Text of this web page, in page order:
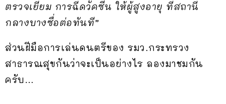
ตรวจเยี่ยม การฉีดวัคซีน ให้ผู้สูงอายุ ที่สถานี
กลางบางซื่อต่อทันที”
ส่วนฝีมือการเล่นดนตรีของ รมว.กระทรวง
สาธารณสุขกันว่าจะเป็นอย่างไร ลองมาชมกัน
ครับ…